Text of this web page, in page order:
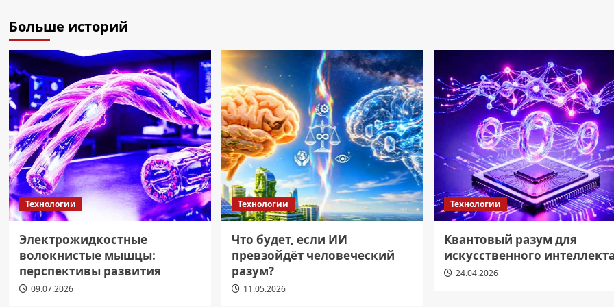
Больше историй
Технологии
Электрожидкостные
волокнистые мышцы:
перспективы развития
09.07.2026
Технологии
Что будет, если ИИ
превзойдёт человеческий
разум?
11.05.2026
Технологии
Квантовый разум для
искусственного
24.04.2026